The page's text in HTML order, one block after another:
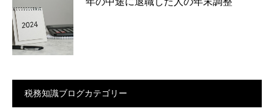
税務知識ブログカテゴリー